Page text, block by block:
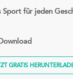
Sport für jeden
GRATIS